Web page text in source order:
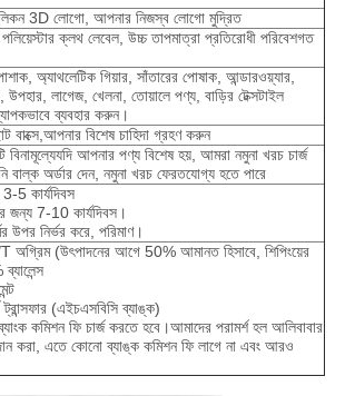
সিলিকন 3D লোগো, আপনার নিজস্ব লোগো মুদ্রিত
ক্লথ লেবেল, উচ্চ তাপমাত্রা প্রতিরোধী পরিবেশগত
অ্যাথলেটিক গিয়ার, সাঁতারের পোষাক, আন্ডারওয়্যার,
উপহার, লাগেজ, খেলনা, তোয়ালে পণ্য, বাড়ির টেক্সটাইল
ব্যবহার করুন।
বাক্সে,আপনার বিশেষ চাহিদা গ্রহণ করুন
বিনামূল্যেযদি আপনার পণ্য বিশেষ হয়, আমরা নমুনা খরচ চার্জ
অর্ডার দেন, নমুনা খরচ ফেরতযোগ্য হতে পারে
5 কার্যদিবস
জন্য 7-10 কার্যদিবস।
উপর নির্ভর করে, পরিমাণ।
(উৎপাদনের আগে 50% আমানত হিসাবে, শিপিংয়ের
ট্রান্সফার (এইচএসবিসি ব্যাঙ্ক)
কমিশন ফি চার্জ করতে হবে।আমাদের পরামর্শ হল আলিবাবার
করা, এতে কোনো ব্যাঙ্ক কমিশন ফি লাগে না এবং আরও